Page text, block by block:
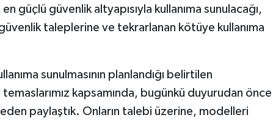
güçlü güvenlik altyapısıyla kullanıma sunulacağı,
taleplerine ve tekrarlanan kötüye kullanıma
sunulmasının planlandığı belirtilen
kapsamında, bugünkü duyurudan önce
paylaştık. Onların talebi üzerine, modelleri